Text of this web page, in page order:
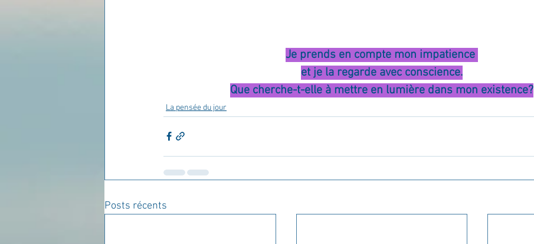
Je prends en compte mon impatience
et je la regarde avec conscience.
Que cherche-t-elle à mettre en lumière dans mon existence?
La pensée du jour
Posts récents